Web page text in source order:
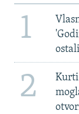
1
2
Kurti